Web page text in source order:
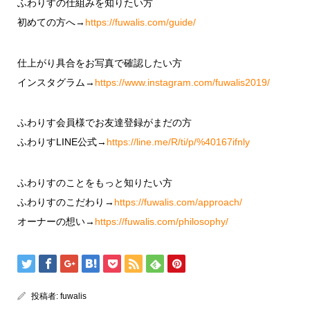
ふわりすの仕組みを知りたい方
初めての方へ→ https://fuwalis.com/guide/
仕上がり具合をお写真で確認したい方
インスタグラム→ https://www.instagram.com/fuwalis2019/
ふわりす会員様でお友達登録がまだの方
ふわりすLINE公式→ https://line.me/R/ti/p/%40167ifnly
ふわりすのことをもっと知りたい方
ふわりすのこだわり→ https://fuwalis.com/approach/
オーナーの想い→ https://fuwalis.com/philosophy/
投稿者: fuwalis